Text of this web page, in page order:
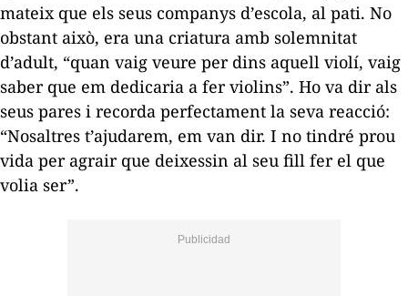
mateix que els seus companys d’escola, al pati. No
obstant això, era una criatura amb solemnitat
d’adult, “quan vaig veure per dins aquell violí, vaig
saber que em dedicaria a fer violins”. Ho va dir als
seus pares i recorda perfectament la seva reacció:
“Nosaltres t’ajudarem, em van dir. I no tindré prou
vida per agrair que deixessin al seu fill fer el que
volia ser”.